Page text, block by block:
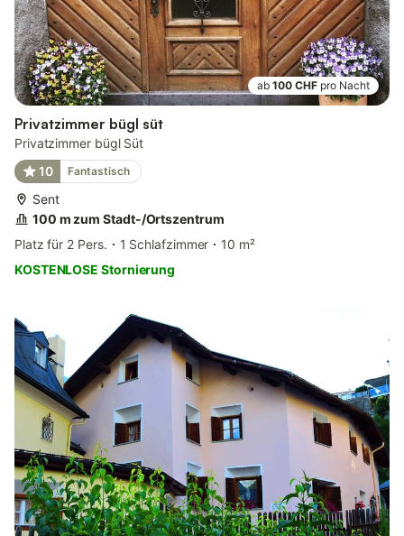
ab 100 CHF pro Nacht
Privatzimmer bügl süt
Privatzimmer bügl Süt
10
Fantastisch
Sent
100 m zum Stadt-/Ortszentrum
Platz für 2 Pers.
1 Schlafzimmer
10 m²
KOSTENLOSE Stornierung